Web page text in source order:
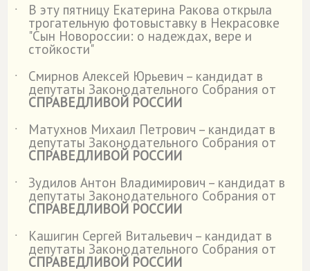
˙ В эту пятницу Екатерина Ракова открыла
трогательную фотовыставку в Некрасовке
"Сын Новороссии: о надеждах, вере и
стойкости"
˙
Смирнов Алексей Юрьевич – кандидат в
депутаты Законодательного Собрания от
СПРАВЕДЛИВОЙ РОССИИ
˙
Матухнов Михаил Петрович – кандидат в
депутаты Законодательного Собрания от
СПРАВЕДЛИВОЙ РОССИИ
˙
Зудилов Антон Владимирович – кандидат в
депутаты Законодательного Собрания от
СПРАВЕДЛИВОЙ РОССИИ
˙
Кашигин Сергей Витальевич – кандидат в
депутаты Законодательного Собрания от
СПРАВЕДЛИВОЙ РОССИИ